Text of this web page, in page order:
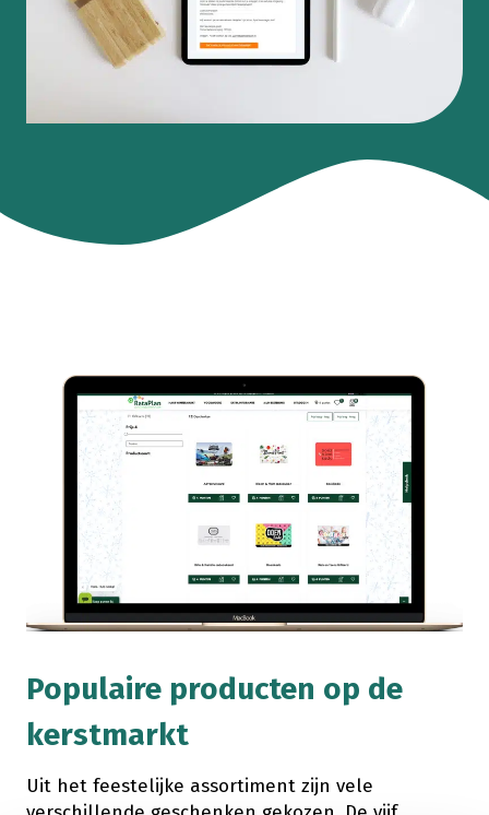
Populaire producten op de
kerstmarkt
Uit het feestelijke assortiment zijn vele